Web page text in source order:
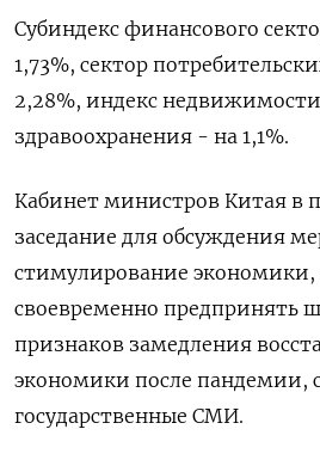
Субиндекс финансового
1,73%, сектор
2,28%, индекс недвижимости
здравоохранения - на 1,1%.
Кабинет министров Китая в
заседание для обсуждения
стимулирование экономики,
своевременно предпринять
признаков замедления
экономики после пандемии,
государственные СМИ.